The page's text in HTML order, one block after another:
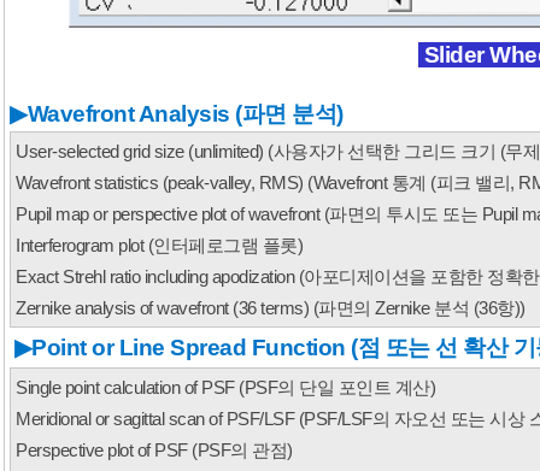
Slider
▶Wavefront Analysis (파면 분석)
User-selected grid size (unlimited) (사용자가 선택한 그리드 크기 (무
Wavefront statistics (peak-valley, RMS) (Wavefront 통계 (피크 밸리,
Pupil map or perspective plot of wavefront (파면의 투시도 또는 Pupil
Interferogram plot (인터페로그램 플롯)
Exact Strehl ratio including apodization (아포디제이션을 포함한 정확
Zernike analysis of wavefront (36 terms) (파면의 Zernike 분석 (36항))
▶Point or Line Spread Function (점 또는 선 확산 기
Single point calculation of PSF (PSF의 단일 포인트 계산)
Meridional or sagittal scan of PSF/LSF (PSF/LSF의 자오선 또는 시상
Perspective plot of PSF (PSF의 관점)